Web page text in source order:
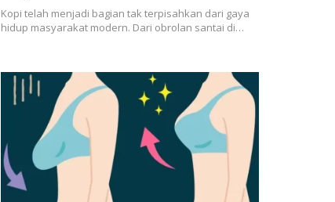
Kopi telah menjadi bagian tak terpisahkan dari gaya
hidup masyarakat modern. Dari obrolan santai di…